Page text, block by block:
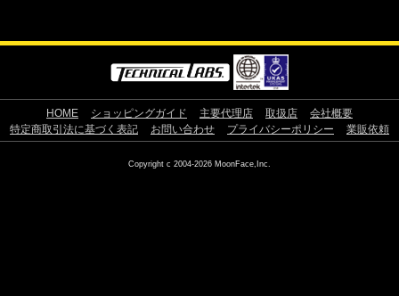
HOME ショッピングガイド 主要代理店 取扱店
会社概要
特定商取引法に基づく表記
お問い合わせ プライバシーポリシー 業販依頼
Copyright c 2004-2026 MoonFace,Inc.